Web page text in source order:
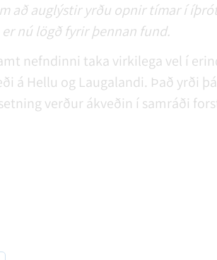
að auglýstir yrðu opnir tímar í
nú lögð fyrir þennan fund.
nefndinni taka virkilega vel í
á Hellu og Laugalandi. Það yrði
verður ákveðin í samráði